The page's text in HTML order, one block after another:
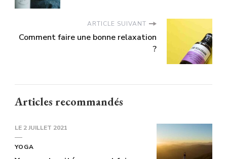
ARTICLE SUIVANT
Comment faire une bonne relaxation
?
Articles recommandés
LE 2 JUILLET 2021
YOGA